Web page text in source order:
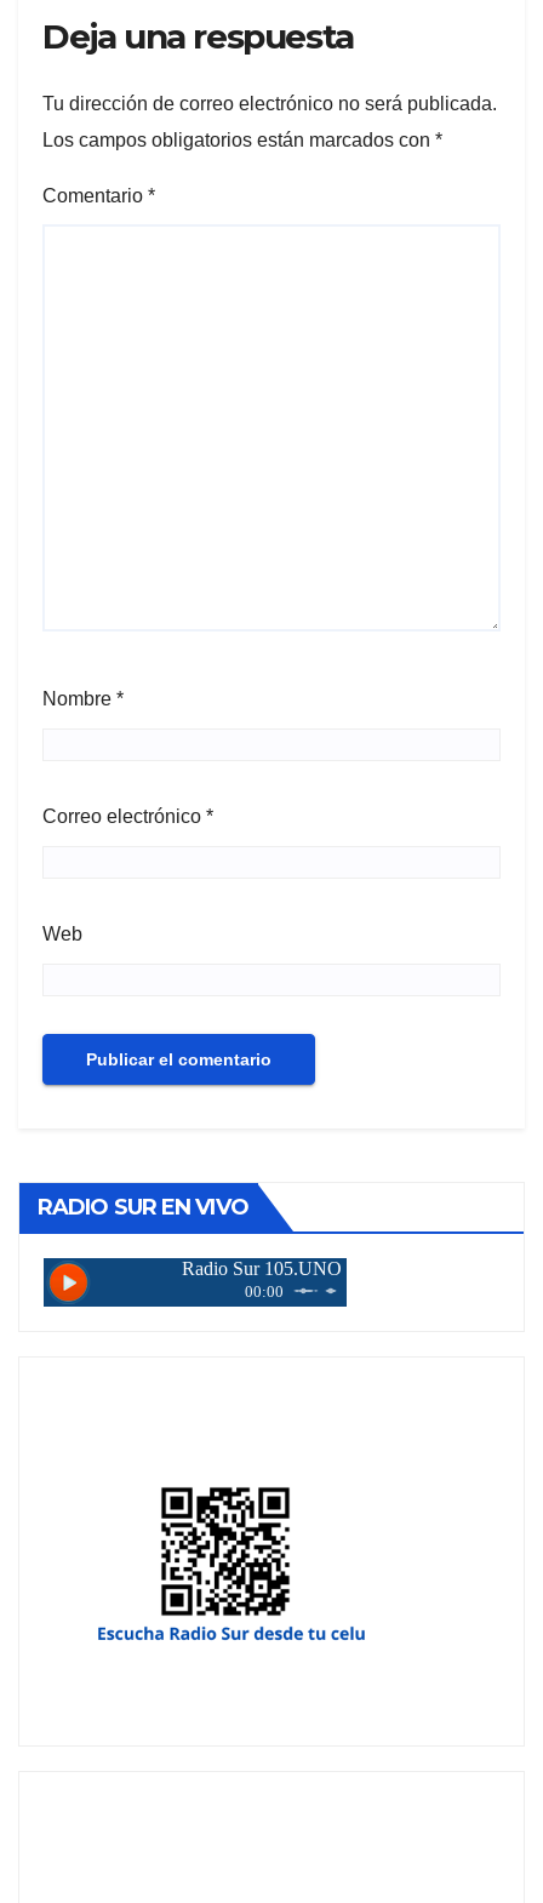
Deja una respuesta
Tu dirección de correo electrónico no será publicada.
Los campos obligatorios están marcados con *
Comentario *
Nombre *
Correo electrónico *
Web
RADIO SUR EN VIVO